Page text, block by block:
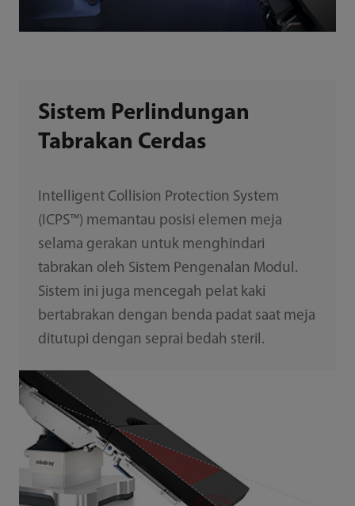
Sistem Perlindungan
Tabrakan Cerdas
Intelligent Collision Protection System
(ICPS™) memantau posisi elemen meja
selama gerakan untuk menghindari
tabrakan oleh Sistem Pengenalan Modul.
Sistem ini juga mencegah pelat kaki
bertabrakan dengan benda padat saat meja
ditutupi dengan seprai bedah steril.